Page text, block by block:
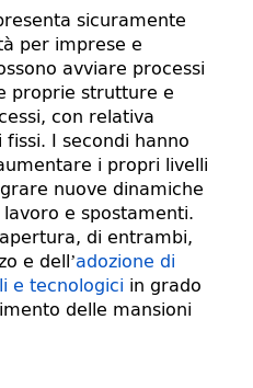
sicuramente
per imprese e
avviare processi
proprie strutture e
con relativa
I secondi hanno
i propri livelli
nuove dinamiche
e spostamenti.
di entrambi,
e dell’adozione di
e tecnologici in grado
delle mansioni